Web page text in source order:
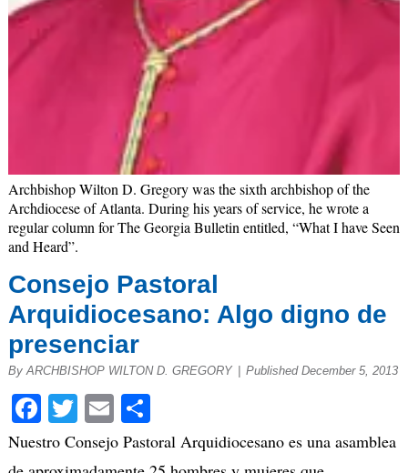
Archbishop Wilton D. Gregory was the sixth archbishop of the
Archdiocese of Atlanta. During his years of service, he wrote a
regular column for The Georgia Bulletin entitled, “What I have Seen
and Heard”.
Consejo Pastoral
Arquidiocesano: Algo digno de
presenciar
By ARCHBISHOP WILTON D. GREGORY | Published December 5, 2013
Facebook
Twitter
EmailShare
Nuestro Consejo Pastoral Arquidiocesano es una asamblea